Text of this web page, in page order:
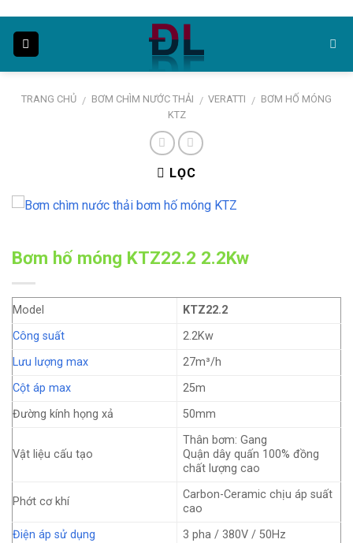
content
TRANG CHỦ / BƠM CHÌM NƯỚC THẢI / VERATTI / BƠM HỐ MÓNG
KTZ
LỌC
Bơm hố móng KTZ22.2 2.2Kw
Model
KTZ22.2
Công suất
2.2Kw
Lưu lượng max
27m³/h
Cột áp max
25m
Đường kính họng xả
50mm
Vật liệu cấu tạo
Thân bơm: Gang
Quận dây quấn 100% đồng
chất lượng cao
Phớt cơ khí
Carbon-Ceramic chịu áp suất
cao
Điện áp sử dụng
3 pha / 380V / 50Hz